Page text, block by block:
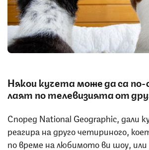
Някои кучета може да са по-
лаят по телевизията от
Според National Geographic, дали
реагира на друго четириного,
по време на любимото ви шоу,